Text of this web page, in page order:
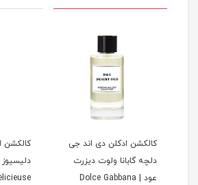
کالکشن ادکلن دی اند جی
دلچه گابانا ولوت دیزرت
عود | Dolce Gabbana
کالکشن